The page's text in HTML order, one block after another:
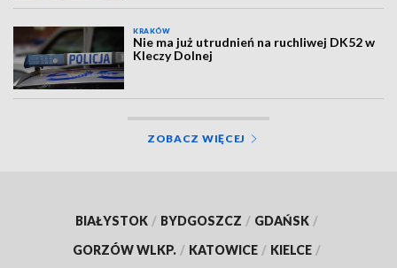
KRAKÓW
Nie ma już utrudnień na ruchliwej DK52 w
Kleczy Dolnej
ZOBACZ WIĘCEJ
BIAŁYSTOK / BYDGOSZCZ / GDAŃSK /
GORZÓW WLKP. / KATOWICE / KIELCE /